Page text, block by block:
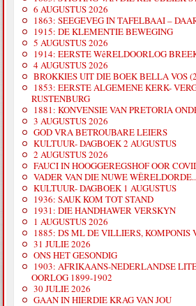
6 AUGUSTUS 2026
1863: SEEGEVEG IN TAFELBAAI –
1915: DE KLEMENTIE BEWEGING
5 AUGUSTUS 2026
1914: EERSTE WêRELDOORLOG
4 AUGUSTUS 2026
BROKKIES UIT DIE BOEK BELLA VOS
1853: EERSTE ALGEMENE KERK-
RUSTENBURG
1881: KONVENSIE VAN PRETORIA
3 AUGUSTUS 2026
GOD VRA BETROUBARE LEIERS
KULTUUR- DAGBOEK 2 AUGUSTUS
2 AUGUSTUS 2026
FAUCI IN HOOGGEREGSHOF OOR
VADER VAN DIE NUWE
KULTUUR- DAGBOEK 1 AUGUSTUS
1936: SAUK KOM TOT STAND
1931: DIE HANDHAWER VERSKYN
1 AUGUSTUS 2026
1885: DS ML DE VILLIERS, KOMPONIS
31 JULIE 2026
ONS HET GESONDIG
1903: AFRIKAANS-NEDERLANDSE
OORLOG 1899-1902
30 JULIE 2026
GAAN IN HIERDIE KRAG VAN JOU